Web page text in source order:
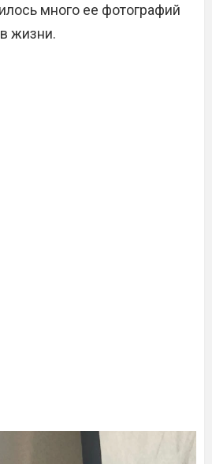
много ее фотографий
жизни.